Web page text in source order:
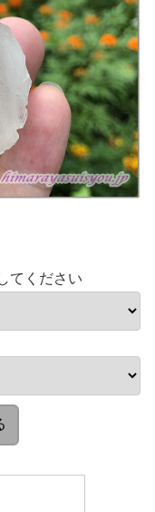
てください